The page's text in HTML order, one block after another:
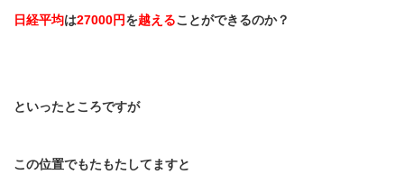
日経平均は27000円を越えることができるのか？
といったところですが
この位置でもたもたしてますと